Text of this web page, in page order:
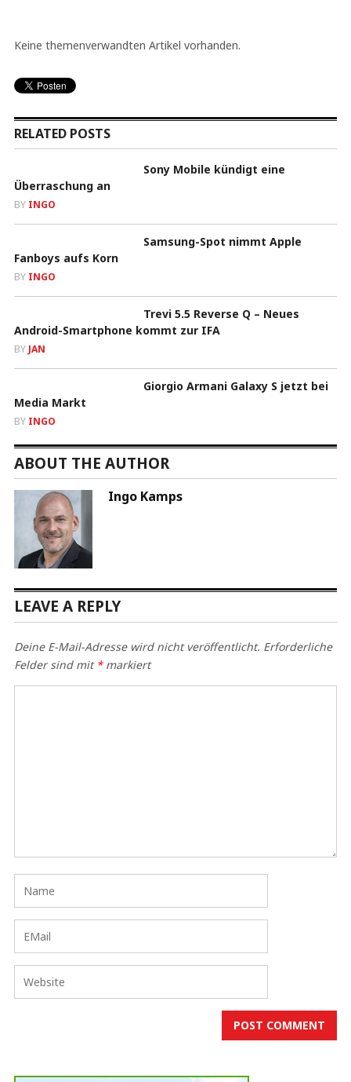
Keine themenverwandten Artikel vorhanden.
RELATED POSTS
Sony Mobile kündigt eine
Überraschung an
BY INGO
Samsung-Spot nimmt Apple
Fanboys aufs Korn
BY INGO
Trevi 5.5 Reverse Q – Neues
Android-Smartphone kommt zur IFA
BY JAN
Giorgio Armani Galaxy S jetzt bei
Media Markt
BY INGO
ABOUT THE AUTHOR
Ingo Kamps
LEAVE A REPLY
Deine E-Mail-Adresse wird nicht veröffentlicht. Erforderliche
Felder sind mit *markiert